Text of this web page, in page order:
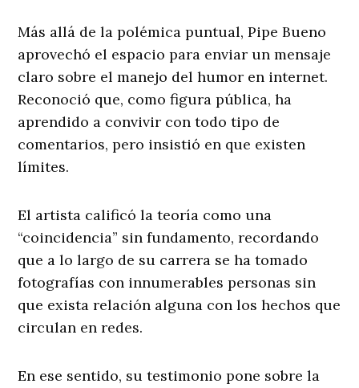
Más allá de la polémica puntual, Pipe Bueno
aprovechó el espacio para enviar un mensaje
claro sobre el manejo del humor en internet.
Reconoció que, como figura pública, ha
aprendido a convivir con todo tipo de
comentarios, pero insistió en que existen
límites.
El artista calificó la teoría como una
“coincidencia” sin fundamento, recordando
que a lo largo de su carrera se ha tomado
fotografías con innumerables personas sin
que exista relación alguna con los hechos que
circulan en redes.
En ese sentido, su testimonio pone sobre la